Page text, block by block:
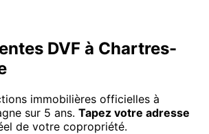
DVF à Chartres-
immobilières officielles à
sur 5 ans. Tapez votre adresse
de votre copropriété.